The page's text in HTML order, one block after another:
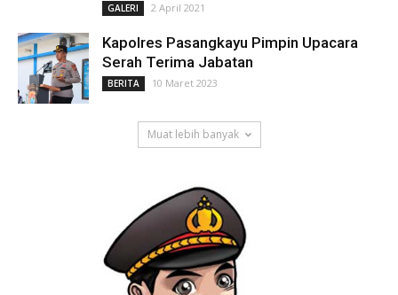
GALERI 2 April 2021
Kapolres Pasangkayu Pimpin Upacara
Serah Terima Jabatan
BERITA 10 Maret 2023
Muat lebih banyak